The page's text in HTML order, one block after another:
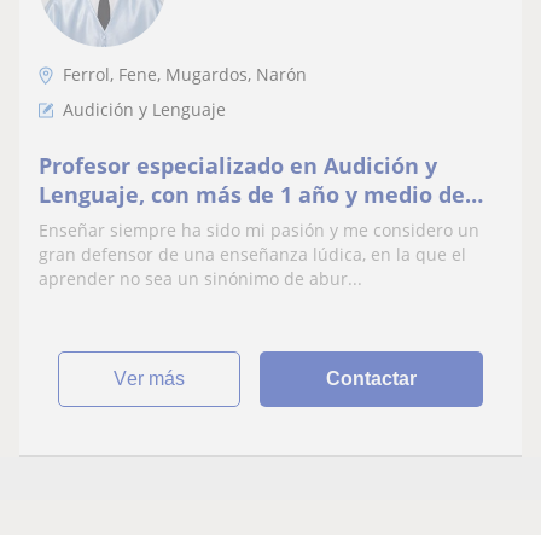
Ferrol, Fene, Mugardos, Narón
Audición y Lenguaje
Profesor especializado en Audición y
Lenguaje, con más de 1 año y medio de
experiencia como profesor particular.
Enseñar siempre ha sido mi pasión y me considero un
gran defensor de una enseñanza lúdica, en la que el
aprender no sea un sinónimo de abur...
ver más Contactar